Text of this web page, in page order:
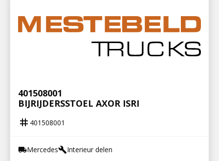
401508001
BIJRIJDERSSTOEL AXOR ISRI
tag 401508001
local_shippingMercedesbuildInterieur delen